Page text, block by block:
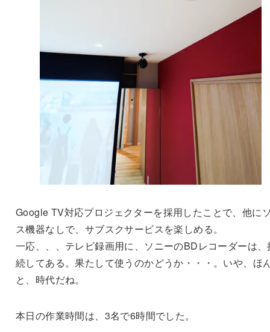
Google TV対応プロジェクターを採用したことで、他に
ス機器なしで、サブスクサービスを楽しめる。
一応、、、テレビ録画用に、ソニーのBDレコーダーは、
続してある。果たして使うのかどうか・・・。いや、ほ
と、時代だね。
本日の作業時間は、3名で6時間でした。